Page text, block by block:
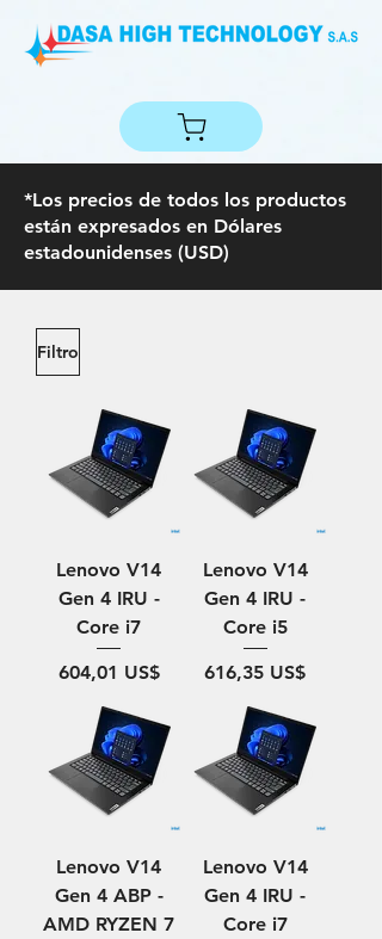
*Los precios de todos los productos
están expresados en Dólares
estadounidenses (USD)
Filtro
Lenovo V14
Gen 4 IRU -
Core i7
Precio
604,01 US$
Lenovo V14
Gen 4 IRU -
Core i5
Precio
616,35 US$
Lenovo V14
Gen 4 ABP -
AMD RYZEN 7
Lenovo V14
Gen 4 IRU -
Core i7